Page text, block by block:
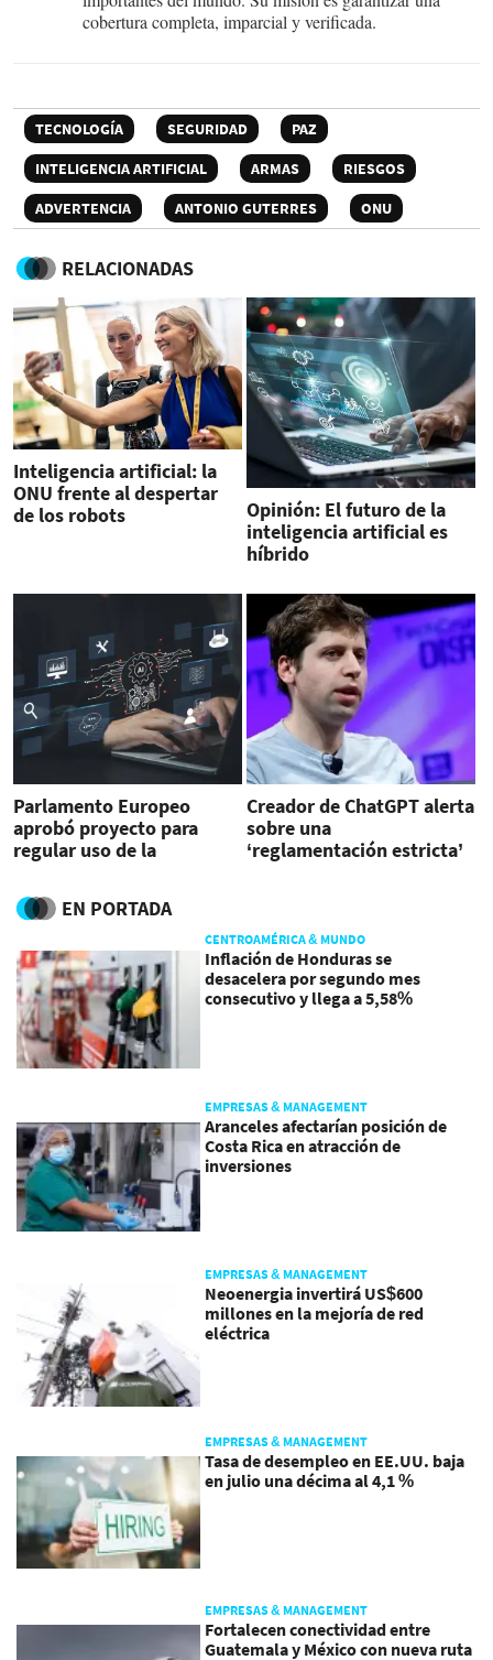
cobertura completa, imparcial y verificada.
TECNOLOGÍA SEGURIDAD
PAZ
INTELIGENCIA ARTIFICIAL
ARMAS
RIESGOS
ADVERTENCIA
ANTONIO GUTERRES ONU
RELACIONADAS
Inteligencia artificial: la
ONU frente al despertar
de los robots
Opinión: El futuro de la
inteligencia artificial es
híbrido
Parlamento Europeo
aprobó proyecto para
regular uso de la
Creador de ChatGPT alerta
sobre una
‘reglamentación estricta’
EN PORTADA
CENTROAMÉRICA & MUNDO
Inflación de Honduras se
desacelera por segundo mes
consecutivo y llega a 5,58%
EMPRESAS & MANAGEMENT
Aranceles afectarían posición de
Costa Rica en atracción de
inversiones
EMPRESAS & MANAGEMENT
Neoenergia invertirá US$600
millones en la mejoría de red
eléctrica
EMPRESAS & MANAGEMENT
Tasa de desempleo en EE.UU. baja
en julio una décima al 4,1 %
EMPRESAS & MANAGEMENT
Fortalecen conectividad entre
Guatemala y México con nueva ruta